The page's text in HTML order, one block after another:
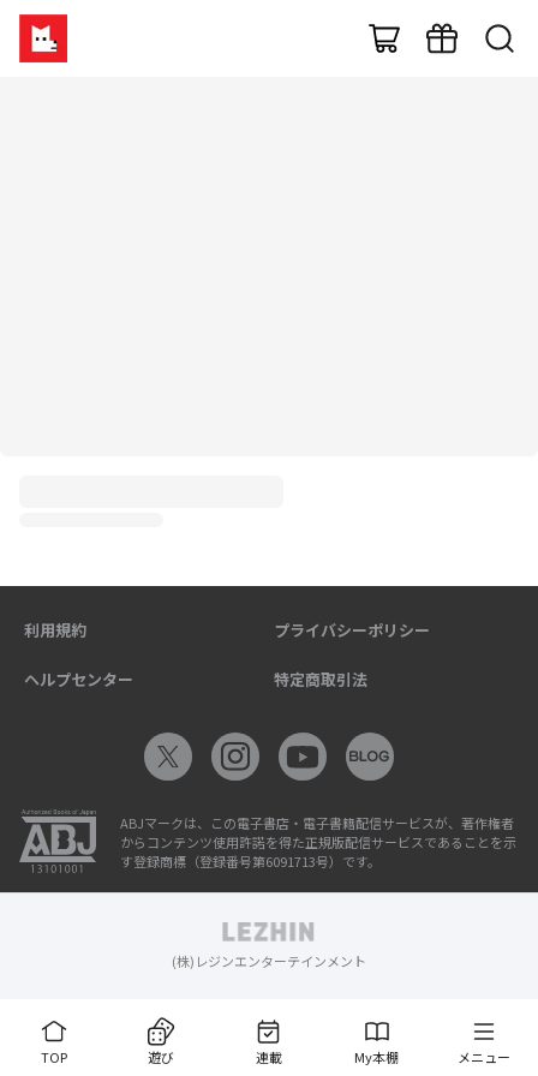
TOP 遊び 連載 My本棚 メニュー
利用規約 プライバシーポリシー
ヘルプセンター 特定商取引法
ABJマークは、この電子書店・電子書籍配信サービスが、著作権者
からコンテンツ使用許諾を得た正規版配信サービスであることを示
す登録商標（登録番号第6091713号）です。
(株)レジンエンターテインメント